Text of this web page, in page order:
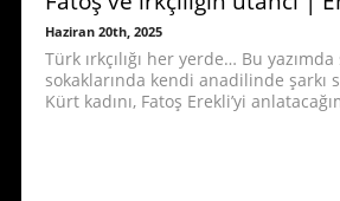
Haziran 20th, 2025
Türk ırkçılığı her yerde… Bu
sokaklarında kendi anadilinde şarkı
Kürt kadını, Fatoş Erekli’yi